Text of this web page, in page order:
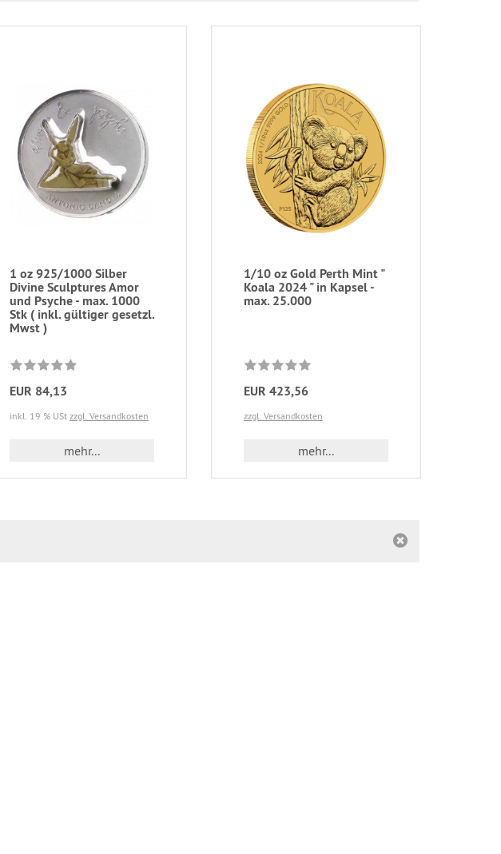
1 oz 925/1000 Silber
Divine Sculptures Amor
und Psyche - max. 1000
Stk ( inkl. gültiger gesetzl.
Mwst )
EUR 84,13
inkl. 19 % USt zzgl. Versandkosten
mehr...
1/10 oz Gold Perth Mint "
Koala 2024 " in Kapsel -
max. 25.000
EUR 423,56
zzgl. Versandkosten
mehr...